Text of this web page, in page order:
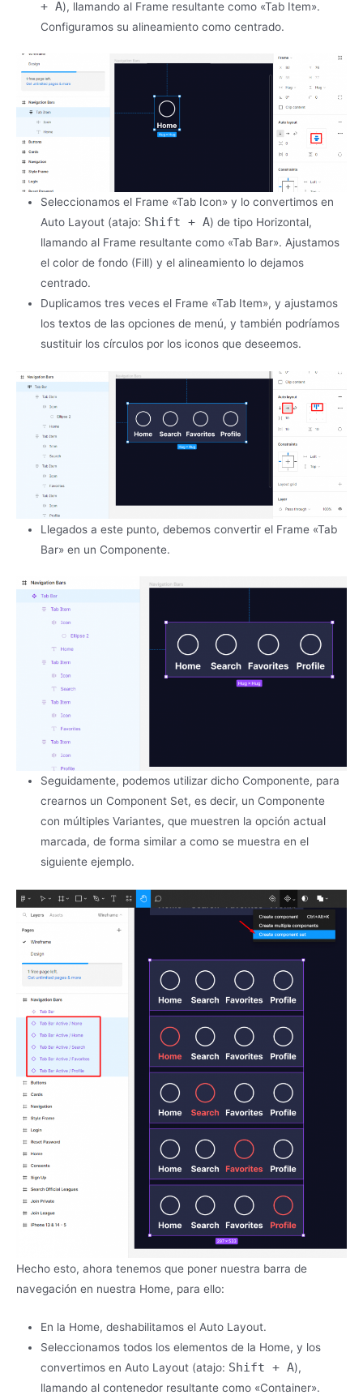
+ A), llamando al Frame resultante como «Tab Item».
Configuramos su alineamiento como centrado.
Seleccionamos el Frame «Tab Icon» y lo convertimos en
Auto Layout (atajo: Shift + A) de tipo Horizontal,
llamando al Frame resultante como «Tab Bar». Ajustamos
el color de fondo (Fill) y el alineamiento lo dejamos
centrado.
Duplicamos tres veces el Frame «Tab Item», y ajustamos
los textos de las opciones de menú, y también podríamos
sustituir los círculos por los iconos que deseemos.
Llegados a este punto, debemos convertir el Frame «Tab
Bar» en un Componente.
Seguidamente, podemos utilizar dicho Componente, para
crearnos un Component Set, es decir, un Componente
con múltiples Variantes, que muestren la opción actual
marcada, de forma similar a como se muestra en el
siguiente ejemplo.
Hecho esto, ahora tenemos que poner nuestra barra de
navegación en nuestra Home, para ello:
En la Home, deshabilitamos el Auto Layout.
Seleccionamos todos los elementos de la Home, y los
convertimos en Auto Layout (atajo: Shift + A),
llamando al contenedor resultante como «Container».